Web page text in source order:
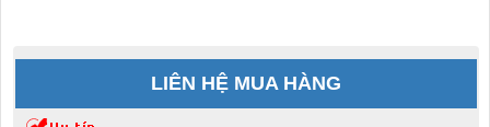
LIÊN HỆ MUA HÀNG